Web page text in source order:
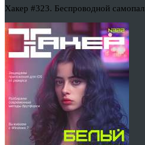
Хакер #323. Беспроводной самопал